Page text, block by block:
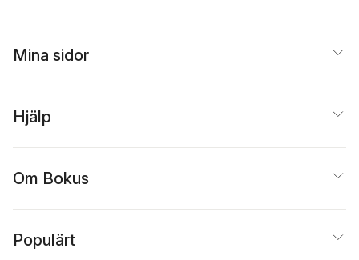
Mina sidor
Hjälp
Om Bokus
Populärt